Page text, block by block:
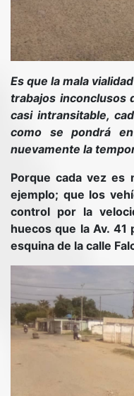
Es que la mala
trabajos inconclusos
casi intransitable,
como se pondrá
nuevamente la
Porque cada vez es
ejemplo; que los
control por la
huecos que la Av.
esquina de la calle